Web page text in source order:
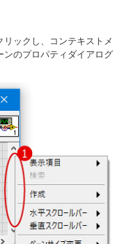
ックし、コンテキストメ
ンのプロパティダイアログ